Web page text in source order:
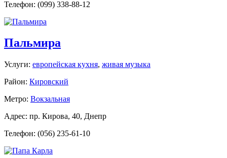
Телефон: (099) 338-88-12
Пальмира
Услуги: европейская кухня, живая музыка
Район: Кировский
Метро: Вокзальная
Адрес: пр. Кирова, 40, Днепр
Телефон: (056) 235-61-10